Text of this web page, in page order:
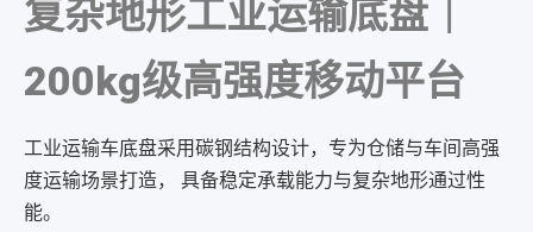
复杂地形工业运输底盘｜
200kg级高强度移动平台
工业运输车底盘采用碳钢结构设计，专为仓储与车间高强
度运输场景打造， 具备稳定承载能力与复杂地形通过性
能。